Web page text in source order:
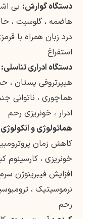
دستگاه گوارش: بی
هاضمه ، گلوسیت ،
درد زبان همراه با
استفراغ
دستگاه ادراری تناسلی:
هیپرتروفی پستان ،
هماچوری ، ناتوانی
ادرار ، خونریزی رحم
هماتولوژی و
کاهش زمان
خونریزی ، کارسینوم
افزایش فیبرینوژن
نرموسیتیک ،
رحم